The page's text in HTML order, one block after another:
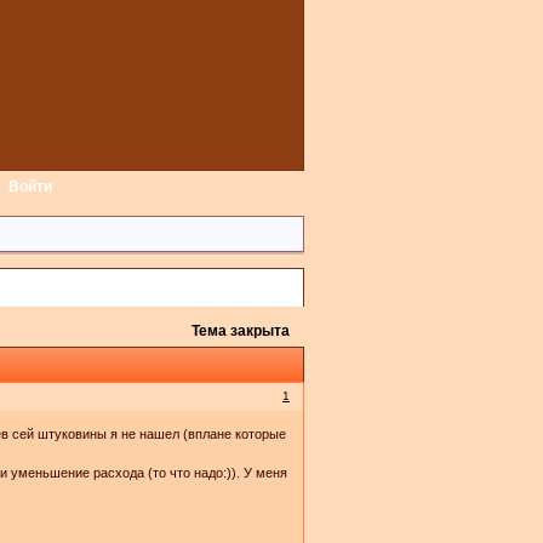
Войти
Тема закрыта
1
штуковины я не нашел (вплане которые
уменьшение расхода (то что надо:)). У меня